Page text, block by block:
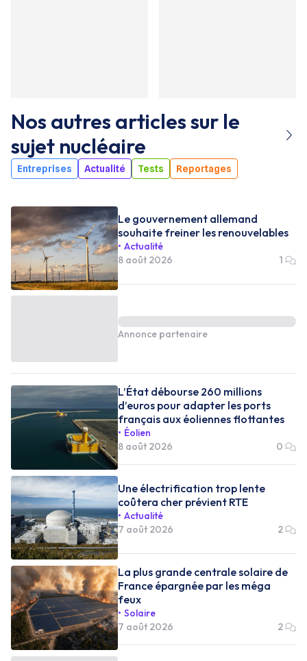
Nos autres articles sur le
sujet nucléaire
Entreprises Actualité Tests Reportages
Le gouvernement allemand
souhaite freiner les renouvelables
Actualité
8 août 2026
1
Annonce partenaire
L’État débourse 260 millions
d’euros pour adapter les ports
français aux éoliennes flottantes
Éolien
8 août 2026
0
Une électrification trop lente
coûtera cher prévient RTE
Actualité
7 août 2026
2
La plus grande centrale solaire de
France épargnée par les méga
feux
Solaire
7 août 2026
2